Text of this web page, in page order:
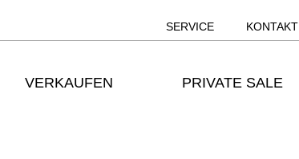
SERVICE KONTAKT
VERKAUFEN PRIVATE SALE